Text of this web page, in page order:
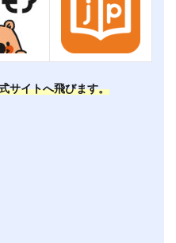
サイトへ飛びます。